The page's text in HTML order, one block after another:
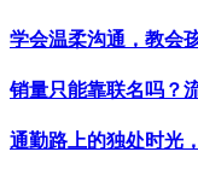
学会温柔沟通，教会
销量只能靠联名吗？
通勤路上的独处时光